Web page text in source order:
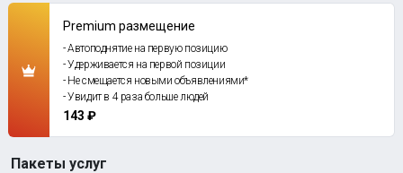
Premium размещение
- Автоподнятие на первую позицию
- Удерживается на первой позиции
- Не смещается новыми объявлениями*
- Увидит в 4 раза больше людей
143 ₽
Пакеты услуг